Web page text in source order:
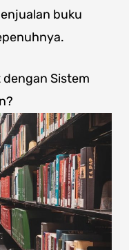
buku
Sistem